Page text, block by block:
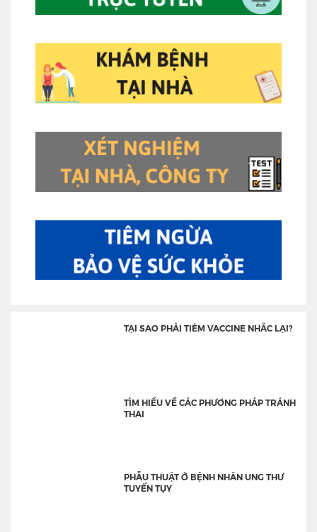
TẠI SAO PHẢI TIÊM VACCINE NHẮC LẠI?
TÌM HIỂU VỀ CÁC PHƯƠNG PHÁP TRÁNH
THAI
PHẪU THUẬT Ở BỆNH NHÂN UNG THƯ
TUYẾN TỤY